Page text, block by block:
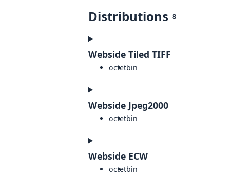
Distributions 8
Webside Tiled TIFF
octetbin
Webside Jpeg2000
octetbin
Webside ECW
octetbin